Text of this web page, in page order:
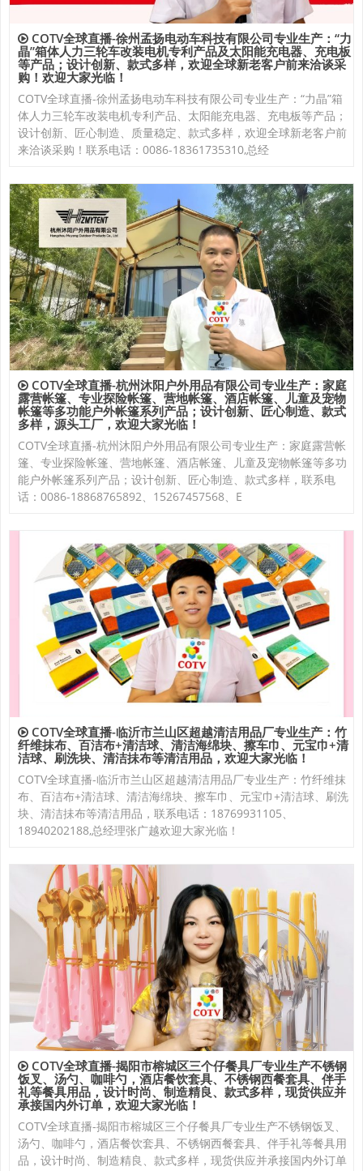
COTV全球直播-徐州孟扬电动车科技有限公司专业生产：“力
晶”箱体人力三轮车改装电机专利产品及太阳能充电器、充电板
等产品；设计创新、款式多样，欢迎全球新老客户前来洽谈采
购！欢迎大家光临！
COTV全球直播-徐州孟扬电动车科技有限公司专业生产：“力晶”箱
体人力三轮车改装电机专利产品、太阳能充电器、充电板等产品；
设计创新、匠心制造、质量稳定、款式多样，欢迎全球新老客户前
来洽谈采购！联系电话：0086-18361735310,总经
COTV全球直播-杭州沐阳户外用品有限公司专业生产：家庭
露营帐篷、专业探险帐篷、营地帐篷、酒店帐篷、儿童及宠物
帐篷等多功能户外帐篷系列产品；设计创新、匠心制造、款式
多样，源头工厂，欢迎大家光临！
COTV全球直播-杭州沐阳户外用品有限公司专业生产：家庭露营帐
篷、专业探险帐篷、营地帐篷、酒店帐篷、儿童及宠物帐篷等多功
能户外帐篷系列产品；设计创新、匠心制造、款式多样，联系电
话：0086-18868765892、15267457568、E
COTV全球直播-临沂市兰山区超越清洁用品厂专业生产：竹
纤维抹布、百洁布+清洁球、清洁海绵块、擦车巾、元宝巾+清
洁球、刷洗块、清洁抺布等清洁用品，欢迎大家光临！
COTV全球直播-临沂市兰山区超越清洁用品厂专业生产：竹纤维抹
布、百洁布+清洁球、清洁海绵块、擦车巾、元宝巾+清洁球、刷洗
块、清洁抺布等清洁用品，联系电话：18769931105、
18940202188,总经理张广越欢迎大家光临！
COTV全球直播-揭阳市榕城区三个仔餐具厂专业生产不锈钢
饭叉、汤勺、咖啡勺，酒店餐饮套具、不锈钢西餐套具、伴手
礼等餐具用品，设计时尚、制造精良、款式多样，现货供应并
承接国内外订单，欢迎大家光临！
COTV全球直播-揭阳市榕城区三个仔餐具厂专业生产不锈钢饭叉、
汤勺、咖啡勺，酒店餐饮套具、不锈钢西餐套具、伴手礼等餐具用
品，设计时尚、制造精良、款式多样，现货供应并承接国内外订单